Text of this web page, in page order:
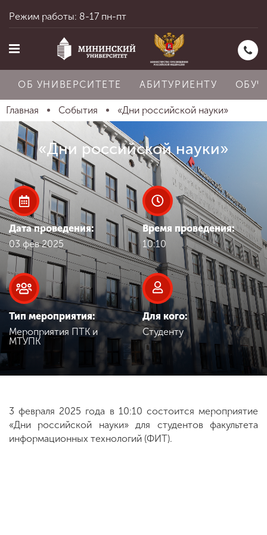
Главная
Об университете
Абитуриенту
Обучение
Наука
Международная
деятельность
Другие виды
деятельности
Режим работы: 8-17 пн-пт
ОБ УНИВЕРСИТЕТЕ АБИТУРИЕНТУ
Главная События «Дни российской науки»
«Дни российской науки»
Дата проведения:
03 фев 2025
Время проведения:
10:10
Тип мероприятия:
Мероприятия ПТК и
МТУПК
Для кого:
Студенту
3 февраля 2025 года в 10:10 состоится мероприятие
«Дни российской науки» для студентов факультета
информационных технологий (ФИТ).